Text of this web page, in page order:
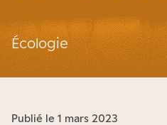
Écologie
Publié le 1 mars 2023